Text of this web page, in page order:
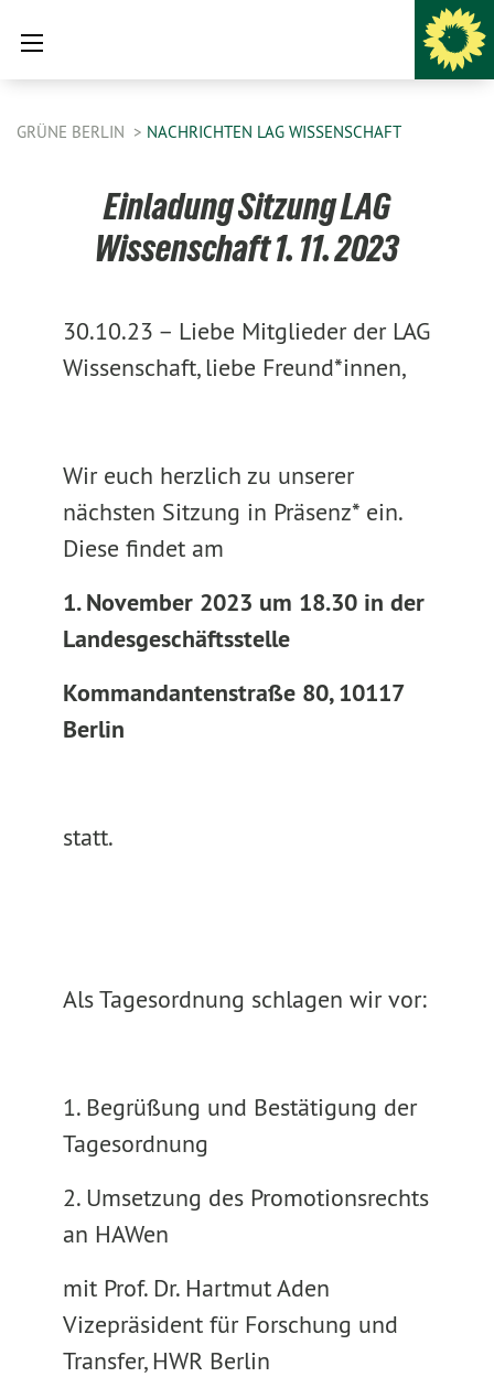
GRÜNE BERLIN NACHRICHTEN LAG WISSENSCHAFT
Einladung Sitzung LAG
Wissenschaft 1. 11. 2023
30.10.23 – Liebe Mitglieder der LAG
Wissenschaft, liebe Freund*innen,
Wir euch herzlich zu unserer
nächsten Sitzung in Präsenz* ein.
Diese findet am
1. November 2023 um 18.30 in der
Landesgeschäftsstelle
Kommandantenstraße 80, 10117
Berlin
statt.
Als Tagesordnung schlagen wir vor:
1. Begrüßung und Bestätigung der
Tagesordnung
2. Umsetzung des Promotionsrechts
an HAWen
mit Prof. Dr. Hartmut Aden
Vizepräsident für Forschung und
Transfer, HWR Berlin